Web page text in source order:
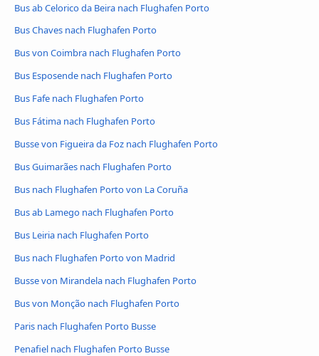
Bus ab Celorico da Beira nach Flughafen Porto
Bus Chaves nach Flughafen Porto
Bus von Coimbra nach Flughafen Porto
Bus Esposende nach Flughafen Porto
Bus Fafe nach Flughafen Porto
Bus Fátima nach Flughafen Porto
Busse von Figueira da Foz nach Flughafen Porto
Bus Guimarães nach Flughafen Porto
Bus nach Flughafen Porto von La Coruña
Bus ab Lamego nach Flughafen Porto
Bus Leiria nach Flughafen Porto
Bus nach Flughafen Porto von Madrid
Busse von Mirandela nach Flughafen Porto
Bus von Monção nach Flughafen Porto
Paris nach Flughafen Porto Busse
Penafiel nach Flughafen Porto Busse